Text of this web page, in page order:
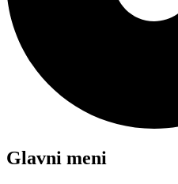
Glavni meni